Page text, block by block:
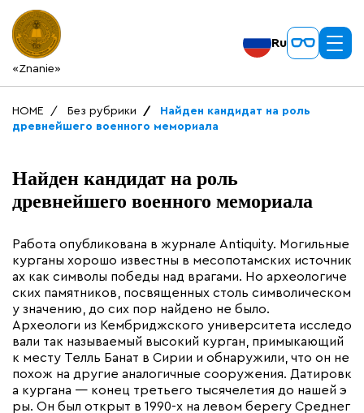
«Znanie»
Ru
HOME Без рубрики
Найден кандидат на роль
древнейшего военного мемориала
Найден кандидат на роль
древнейшего военного мемориала
Работа опубликована в журнале Antiquity. Могильные
курганы хорошо известны в месопотамских источник
ах как символы победы над врагами. Но археологиче
ских памятников, посвященных столь символическом
у значению, до сих пор найдено не было.
Археологи из Кембриджского университета исследо
вали так называемый высокий курган, примыкающий
к месту Телль Банат в Сирии и обнаружили, что он не
похож на другие аналогичные сооружения. Датировк
а кургана — конец третьего тысячелетия до нашей э
ры. Он был открыт в 1990-х на левом берегу Среднег